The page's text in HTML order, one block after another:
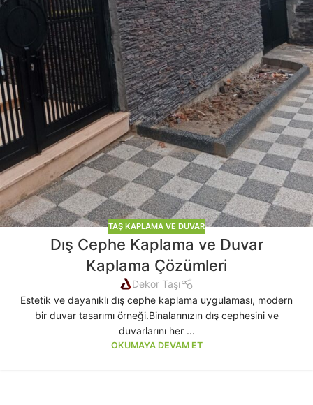
TAŞ KAPLAMA VE DUVAR
Dış Cephe Kaplama ve Duvar
Kaplama Çözümleri
Dekor Taşı
Estetik ve dayanıklı dış cephe kaplama uygulaması, modern
bir duvar tasarımı örneği.Binalarınızın dış cephesini ve
duvarlarını her ...
OKUMAYA DEVAM ET